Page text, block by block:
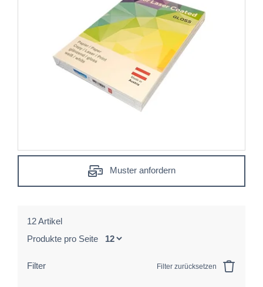
Muster anfordern
12 Artikel
Produkte pro Seite
Filter Filter zurücksetzen